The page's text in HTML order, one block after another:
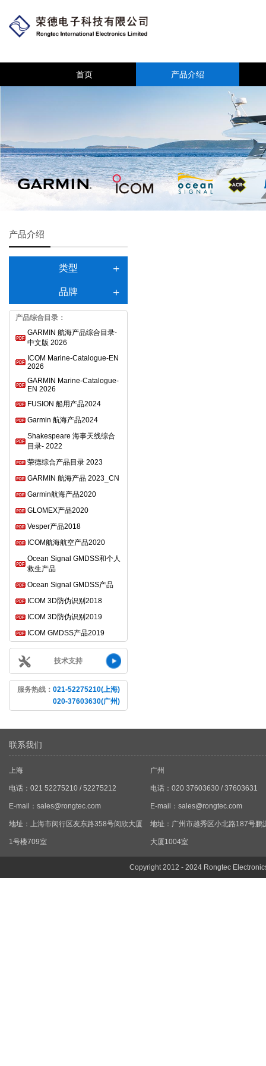
首页 产品介绍
产品介绍
类型
品牌
产品综合目录：
GARMIN 航海产品综合目录-
中文版 2026
ICOM Marine-Catalogue-EN
2026
GARMIN Marine-Catalogue-
EN 2026
FUSION 船用产品2024
Garmin 航海产品2024
Shakespeare 海事天线综合
目录- 2022
荣德综合产品目录 2023
GARMIN 航海产品 2023_CN
Garmin航海产品2020
GLOMEX产品2020
Vesper产品2018
ICOM航海航空产品2020
Ocean Signal GMDSS和个人
救生产品
Ocean Signal GMDSS产品
ICOM 3D防伪识别2018
ICOM 3D防伪识别2019
ICOM GMDSS产品2019
技术支持
服务热线： 021-52275210(上海)
020-37603630(广州)
联系我们
上海
电话：021 52275210 / 52275212
E-mail： sales@rongtec.com
地址：上海市闵行区友东路358号闵欣大厦
1号楼709室
广州
电话：020 37603630 / 37603631
E-mail： sales@rongtec.com
地址：广州市越秀区小北路187号鹏
大厦1004室
Copyright 2012 - 2024 Rongtec